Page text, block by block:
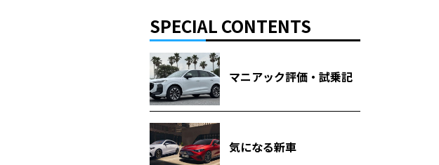
SPECIAL CONTENTS
マニアック評価・試乗記
気になる新車